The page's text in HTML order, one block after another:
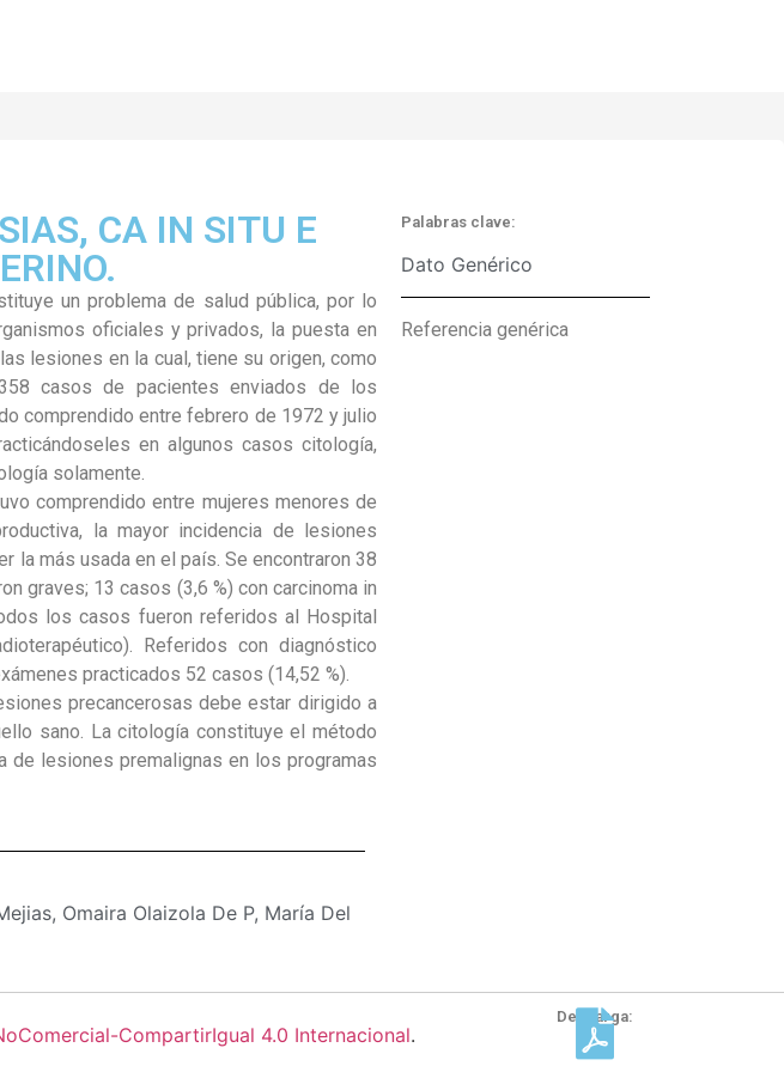
CA IN SITU E
un problema de salud pública, por lo
oficiales y privados, la puesta en
lesiones en la cual, tiene su origen, como
casos de pacientes enviados de los
comprendido entre febrero de 1972 y julio
en algunos casos citología,
solamente.
comprendido entre mujeres menores de
la mayor incidencia de lesiones
la más usada en el país. Se encontraron 38
graves; 13 casos (3,6 %) con carcinoma in
los casos fueron referidos al Hospital
Referidos con diagnóstico
practicados 52 casos (14,52 %).
precancerosas debe estar dirigido a
sano. La citología constituye el método
de lesiones premalignas en los programas
Omaira Olaizola De P, María Del
Palabras clave:
Dato Genérico
Referencia genérica
CompartirIgual 4.0 Internacional.
Descarga: